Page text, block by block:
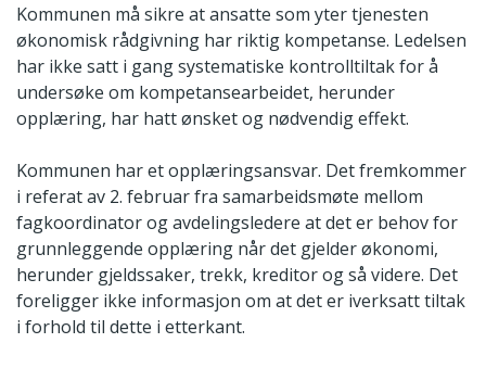
Kommunen må sikre at ansatte som yter tjenesten
økonomisk rådgivning har riktig kompetanse. Ledelsen
har ikke satt i gang systematiske kontrolltiltak for å
undersøke om kompetansearbeidet, herunder
opplæring, har hatt ønsket og nødvendig effekt.
Kommunen har et opplæringsansvar. Det fremkommer
i referat av 2. februar fra samarbeidsmøte mellom
fagkoordinator og avdelingsledere at det er behov for
grunnleggende opplæring når det gjelder økonomi,
herunder gjeldssaker, trekk, kreditor og så videre. Det
foreligger ikke informasjon om at det er iverksatt tiltak
i forhold til dette i etterkant.